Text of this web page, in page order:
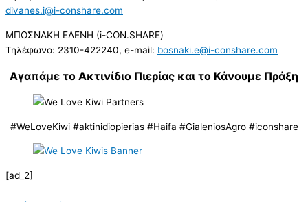
divanes.i@i-conshare.com
ΜΠΟΣΝΑΚΗ ΕΛΕΝΗ (i-CON.SHARE)
Τηλέφωνο: 2310-422240, e-mail: bosnaki.e@i-conshare.com
Αγαπάμε το Ακτινίδιο Πιερίας και το Κάνουμε Πράξη
#WeLoveKiwi #aktinidiopierias #Haifa #GialeniosAgro #iconshare
[ad_2]